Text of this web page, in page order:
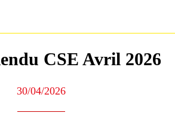
CSE Avril 2026
30/04/2026